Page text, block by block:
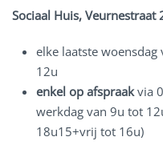
Sociaal Huis, Veurnestraat
elke laatste
12u
enkel op afspraakvia
werkdag van 9u tot
18u15+vrij tot 16u)